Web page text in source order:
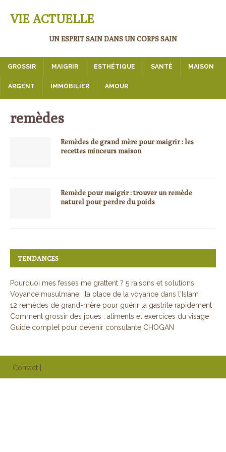
VIE ACTUELLE
UN ESPRIT SAIN DANS UN CORPS SAIN
GROSSIR MAIGRIR ESTHÉTIQUE SANTÉ MAISON
ARGENT IMMOBILIER AMOUR
remèdes
Remèdes de grand mère pour maigrir : les
recettes minceurs maison
Remède pour maigrir : trouver un remède
naturel pour perdre du poids
TENDANCES
Pourquoi mes fesses me grattent ? 5 raisons et solutions
Voyance musulmane : la place de la voyance dans l'Islam
12 remèdes de grand-mère pour guérir la gastrite rapidement
Comment grossir des joues : aliments et exercices du visage
Guide complet pour devenir consutante CHOGAN
Contact